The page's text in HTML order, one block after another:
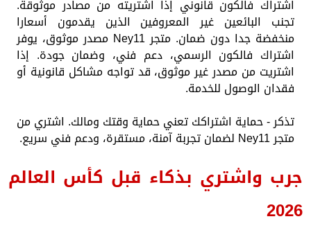
اشتراك فالكون قانوني إذا اشتريته من مصادر موثوقة.
تجنب البائعين غير المعروفين الذين يقدمون أسعارا
منخفضة جدا دون ضمان. متجر Ney11 مصدر موثوق، يوفر
اشتراك فالكون الرسمي، دعم فني، وضمان جودة. إذا
اشتريت من مصدر غير موثوق، قد تواجه مشاكل قانونية أو
فقدان الوصول للخدمة.
تذكر - حماية اشتراكك تعني حماية وقتك ومالك. اشتري من
متجر Ney11 لضمان تجربة آمنة، مستقرة، ودعم فني سريع.
جرب واشتري بذكاء قبل كأس العالم
2026